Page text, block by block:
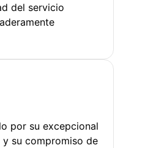
del servicio
por su excepcional
su compromiso de